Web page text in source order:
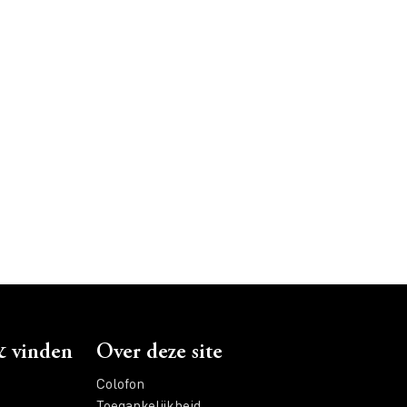
vinden Over deze site
Colofon